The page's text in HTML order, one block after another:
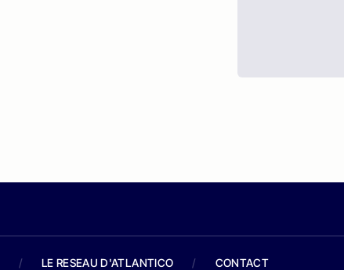
/ LE RESEAU D'ATLANTICO / CONTACT